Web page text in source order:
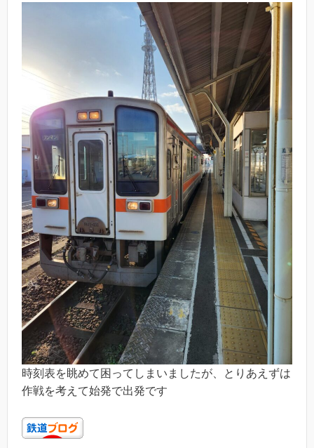
時刻表を眺めて困ってしまいましたが、とりあえずは
作戦を考えて始発で出発です